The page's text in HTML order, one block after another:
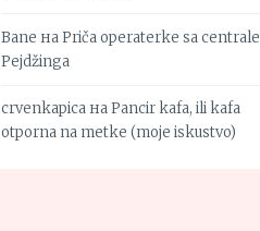
Bane наPriča operaterke sa centrale
Pejdžinga
crvenkapica наPancir kafa, ili kafa
otporna na metke (moje iskustvo)